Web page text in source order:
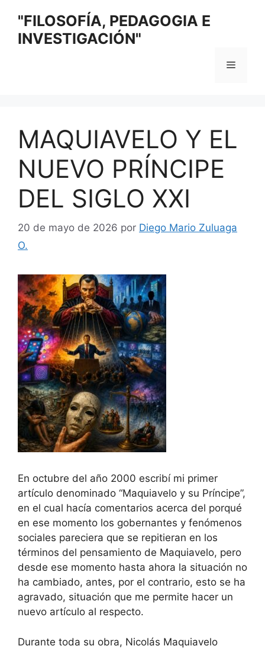
contenido
"FILOSOFÍA, PEDAGOGIA E
INVESTIGACIÓN"
Menú
MAQUIAVELO Y EL
NUEVO PRÍNCIPE
DEL SIGLO XXI
20 de mayo de 2026 por Diego Mario Zuluaga
O.
En octubre del año 2000 escribí mi primer
artículo denominado “Maquiavelo y su Príncipe”,
en el cual hacía comentarios acerca del porqué
en ese momento los gobernantes y fenómenos
sociales pareciera que se repitieran en los
términos del pensamiento de Maquiavelo, pero
desde ese momento hasta ahora la situación no
ha cambiado, antes, por el contrario, esto se ha
agravado, situación que me permite hacer un
nuevo artículo al respecto.
Durante toda su obra, Nicolás Maquiavelo